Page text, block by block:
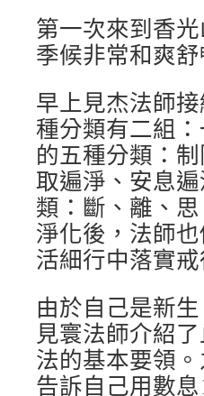
第一次來到香
季候非常和爽
早上見杰法師
種分類有二組
的五種分類：
取遍淨、安息
類：斷、離、
淨化後，法師
活細行中落實
由於自己是新
見寰法師介紹
法的基本要領
告訴自己用數